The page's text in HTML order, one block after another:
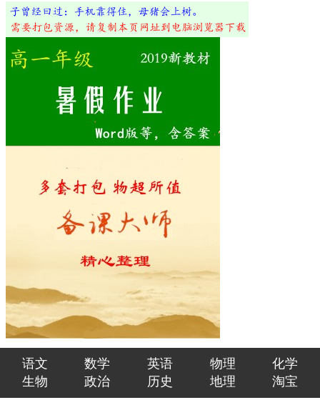
语文 数学 英语 物理
化学
生物
政治 历史 地理 淘宝